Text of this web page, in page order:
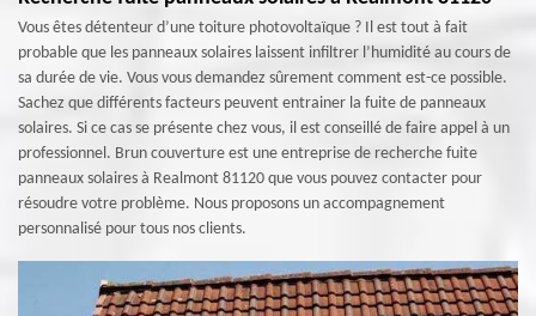
Vous êtes détenteur d’une toiture photovoltaïque ? Il est tout à fait
probable que les panneaux solaires laissent infiltrer l’humidité au cours de
sa durée de vie. Vous vous demandez sûrement comment est-ce possible.
Sachez que différents facteurs peuvent entrainer la fuite de panneaux
solaires. Si ce cas se présente chez vous, il est conseillé de faire appel à un
professionnel. Brun couverture est une entreprise de recherche fuite
panneaux solaires à Realmont 81120 que vous pouvez contacter pour
résoudre votre problème. Nous proposons un accompagnement
personnalisé pour tous nos clients.